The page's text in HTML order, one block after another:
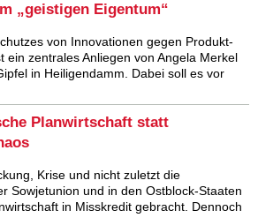
„geistigen Eigentum“
von Innovationen gegen Produkt-
ein zentrales Anliegen von Angela Merkel
in Heiligendamm. Dabei soll es vor
Planwirtschaft statt
Krise und nicht zuletzt die
Sowjetunion und in den Ostblock-Staaten
in Misskredit gebracht. Dennoch